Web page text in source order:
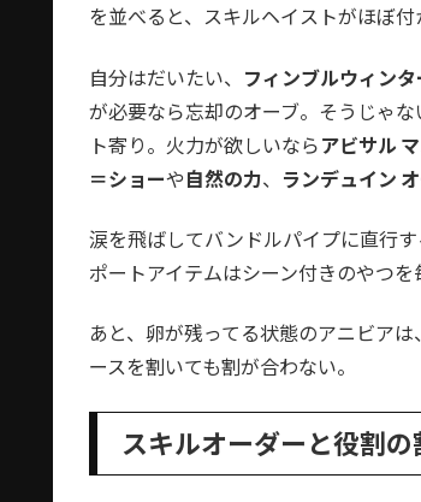
を並べると、スキルヘイストがほぼ付
自分はだいたい、 フィンブルウィンタ
が必要なら忘却のオーブ。そうじゃな
ト寄り。火力が欲しいなら アビサル
＝ショーや 自然の力、 ランデュイン
涙を飛ばしてバンドルパイプに直行
ポートアイテムはシーン付きのやつ
あと、卵が残ってる状態のアニビア
ースを割いても割が合わない。
スキルオーダーと役割の